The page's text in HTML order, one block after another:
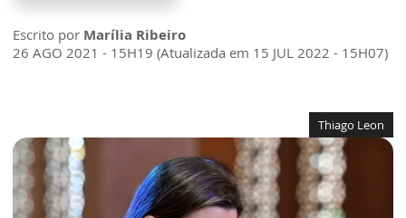
Escrito por Marília Ribeiro
26 AGO 2021 - 15H19 (Atualizada em 15 JUL 2022 - 15H07)
Thiago Leon